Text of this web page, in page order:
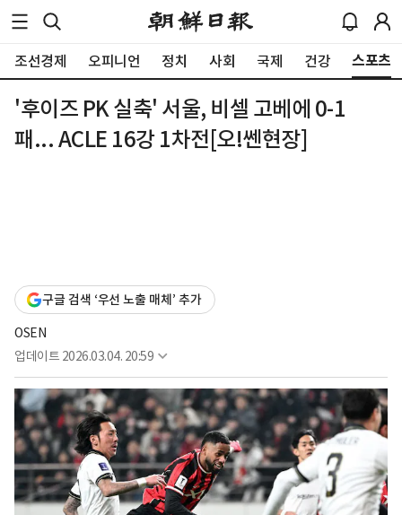
조선경제 오피니언 정치 사회 국제 건강 스포츠
'후이즈 PK 실축' 서울, 비셀 고베에 0-1
패... ACLE 16강 1차전[오!쎈현장]
구글 검색 ‘우선 노출 매체’ 추가
OSEN
업데이트 2026.03.04. 20:59